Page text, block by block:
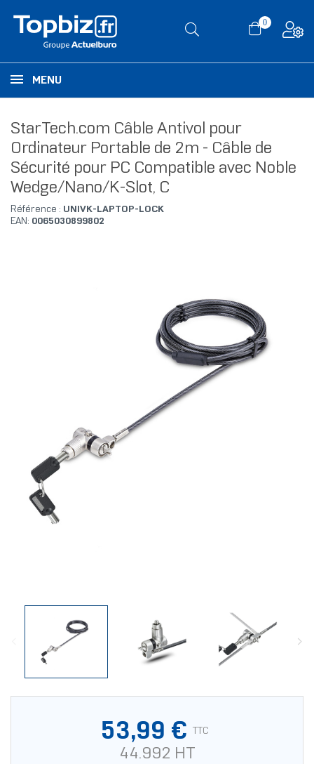
0
MENU
StarTech.com Câble Antivol pour
Ordinateur Portable de 2m - Câble de
Sécurité pour PC Compatible avec Noble
Wedge/Nano/K-Slot, C
Référence : UNIVK-LAPTOP-LOCK
EAN: 0065030899802
53,99 € TTC
44.992 HT